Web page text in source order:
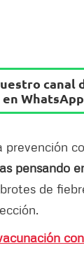
canal
WhatsApp
prevención
pensando
de